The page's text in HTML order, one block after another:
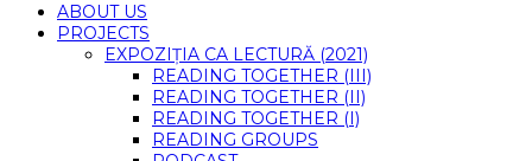
ABOUT US
PROJECTS
EXPOZIȚIA CA LECTURĂ (2021)
READING TOGETHER (III)
READING TOGETHER (II)
READING TOGETHER (I)
READING GROUPS